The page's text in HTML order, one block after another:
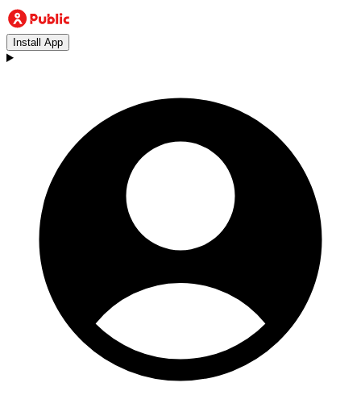
Install App